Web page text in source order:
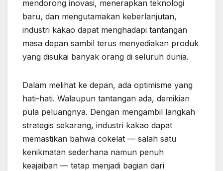
mendorong inovasi, menerapkan teknologi
baru, dan mengutamakan keberlanjutan,
industri kakao dapat menghadapi tantangan
masa depan sambil terus menyediakan produk
yang disukai banyak orang di seluruh dunia.
Dalam melihat ke depan, ada optimisme yang
hati-hati. Walaupun tantangan ada, demikian
pula peluangnya. Dengan mengambil langkah
strategis sekarang, industri kakao dapat
memastikan bahwa cokelat — salah satu
kenikmatan sederhana namun penuh
keajaiban — tetap menjadi bagian dari